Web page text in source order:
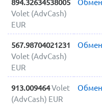
894.32634538005
Volet (AdvCash)
EUR
567.98704021231
Volet (AdvCash)
EUR
913.009464Volet
(AdvCash) EUR